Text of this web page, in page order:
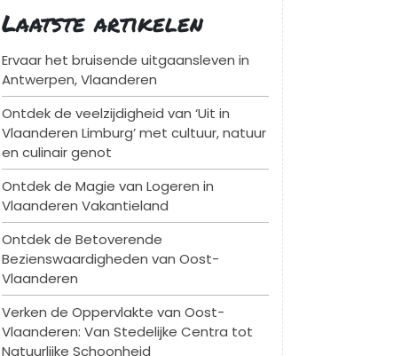
Laatste artikelen
Ervaar het bruisende uitgaansleven in
Antwerpen, Vlaanderen
Ontdek de veelzijdigheid van ‘Uit in
Vlaanderen Limburg’ met cultuur, natuur
en culinair genot
Ontdek de Magie van Logeren in
Vlaanderen Vakantieland
Ontdek de Betoverende
Bezienswaardigheden van Oost-
Vlaanderen
Verken de Oppervlakte van Oost-
Vlaanderen: Van Stedelijke Centra tot
Natuurlijke Schoonheid